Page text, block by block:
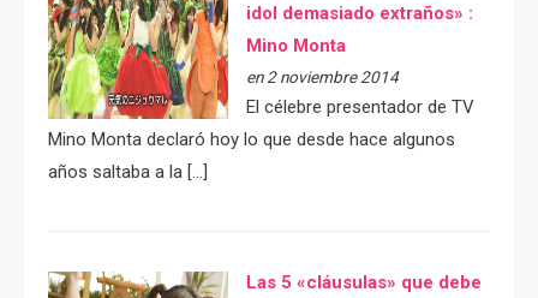
idol demasiado extraños» :
Mino Monta
en 2 noviembre 2014
El célebre presentador de TV
Mino Monta declaró hoy lo que desde hace algunos
años saltaba a la […]
Las 5 «cláusulas» que debe